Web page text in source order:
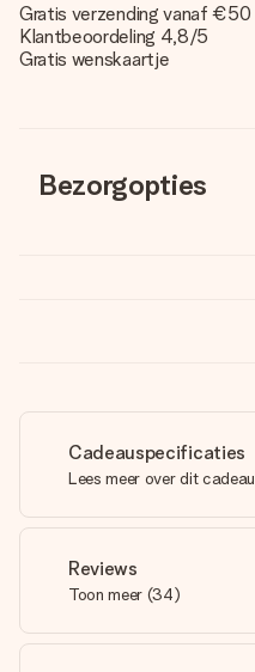
Gratis verzending vanaf €50
Klantbeoordeling 4,8/5
Gratis wenskaartje
Bezorgopties
Cadeauspecificaties
Lees meer over dit cadeau
Reviews
Toon meer (34)